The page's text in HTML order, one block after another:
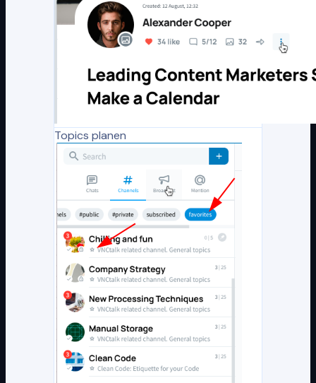
Topics planen